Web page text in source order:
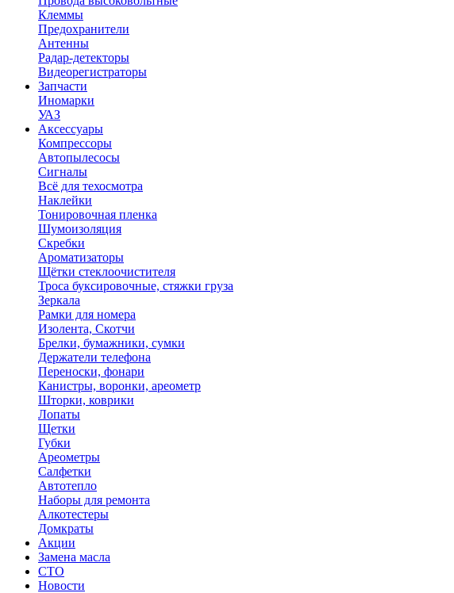
Клеммы
Предохранители
Антенны
Радар-детекторы
Видеорегистраторы
Запчасти
Иномарки
УАЗ
Аксесcуары
Компрессоры
Автопылесосы
Сигналы
Всё для техосмотра
Наклейки
Тонировочная пленка
Шумоизоляция
Скребки
Ароматизаторы
Щётки стеклоочистителя
Троса буксировочные, стяжки груза
Зеркала
Рамки для номера
Изолента, Скотчи
Брелки, бумажники, сумки
Держатели телефона
Переноски, фонари
Канистры, воронки, ареометр
Шторки, коврики
Лопаты
Щетки
Губки
Ареометры
Салфетки
Автотепло
Наборы для ремонта
Алкотестеры
Домкраты
Акции
Замена масла
СТО
Новости